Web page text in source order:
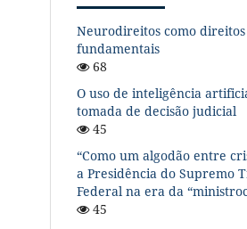
Neurodireitos como direitos
fundamentais
68
O uso de inteligência
tomada de decisão judicial
45
“Como um algodão entre
a Presidência do Supremo
Federal na era da
45